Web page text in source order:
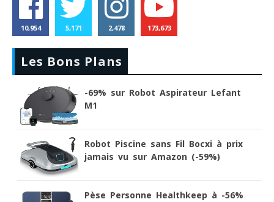
10,954 5,171 2,478 173,673
Les Bons Plans
-69% sur Robot Aspirateur Lefant
M1
Robot Piscine sans Fil Bocxi à prix
jamais vu sur Amazon (-59%)
Pèse Personne Healthkeep à -56%